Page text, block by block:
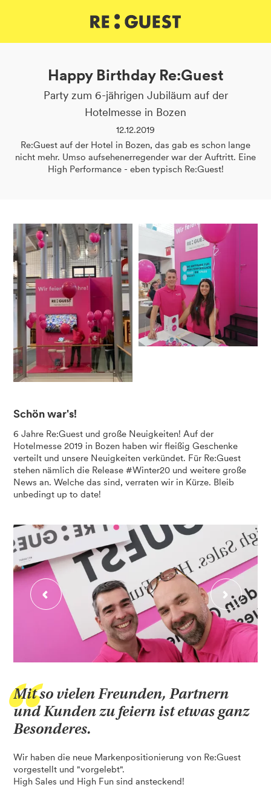
Happy Birthday Re:Guest
Party zum 6-jährigen Jubiläum auf der
Hotelmesse in Bozen
12.12.2019
Re:Guest auf der Hotel in Bozen, das gab es schon lange
nicht mehr. Umso aufsehenerregender war der Auftritt. Eine
High Performance - eben typisch Re:Guest!
Schön war's!
6 Jahre Re:Guest und große Neuigkeiten! Auf der
Hotelmesse 2019 in Bozen haben wir fleißig Geschenke
verteilt und unsere Neuigkeiten verkündet. Für Re:Guest
stehen nämlich die Release #Winter20 und weitere große
News an. Welche das sind, verraten wir in Kürze. Bleib
unbedingt up to date!
Mit so vielen Freunden, Partnern
und Kunden zu feiern ist etwas ganz
Besonderes.
Wir haben die neue Markenpositionierung von Re:Guest
vorgestellt und "vorgelebt".
High Sales und High Fun sind ansteckend!